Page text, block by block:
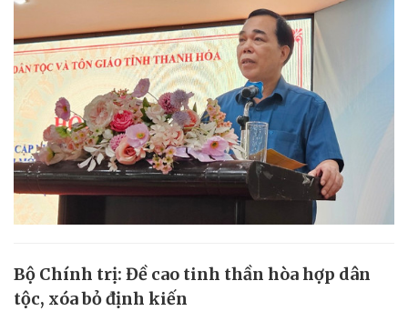
Bộ Chính trị: Đề cao tinh thần hòa hợp dân
tộc, xóa bỏ định kiến